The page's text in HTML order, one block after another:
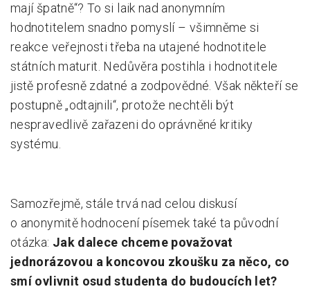
mají špatně“? To si laik nad anonymním
hodnotitelem snadno pomyslí – všimněme si
reakce veřejnosti třeba na utajené hodnotitele
státních maturit. Nedůvěra postihla i hodnotitele
jistě profesně zdatné a zodpovědné. Však někteří se
postupně „odtajnili“, protože nechtěli být
nespravedlivě zařazeni do oprávněné kritiky
systému.
Samozřejmě, stále trvá nad celou diskusí
o anonymitě hodnocení písemek také ta původní
otázka: Jak dalece chceme považovat
jednorázovou a koncovou zkoušku za něco, co
smí ovlivnit osud studenta do budoucích let?